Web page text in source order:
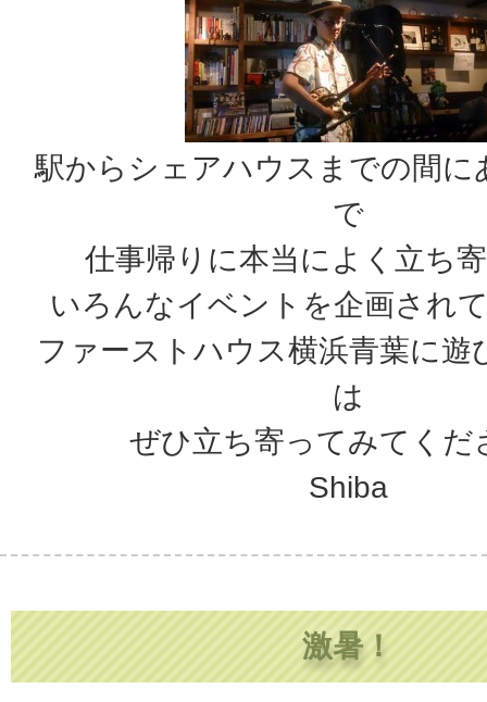
駅からシェアハウスまでの間に
で
仕事帰りに本当によく立ち
いろんなイベントを企画され
ファーストハウス横浜青葉に遊
は
ぜひ立ち寄ってみてくだ
Shiba
激暑！